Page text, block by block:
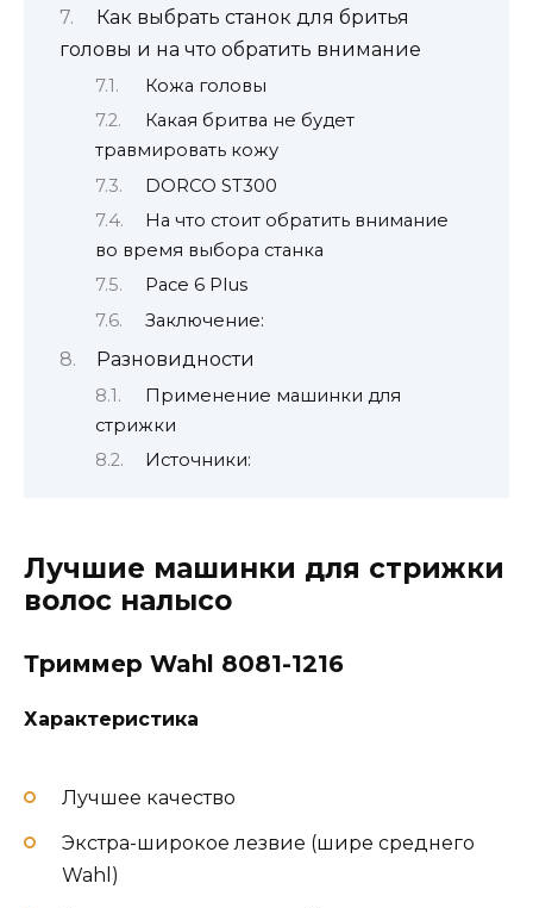
Как выбрать станок для бритья
головы и на что обратить внимание
Кожа головы
Какая бритва не будет
травмировать кожу
DORCO ST300
На что стоит обратить внимание
во время выбора станка
Pace 6 Plus
Заключение:
Разновидности
Применение машинки для
стрижки
Источники:
Лучшие машинки для стрижки
волос налысо
Триммер Wahl 8081-1216
Характеристика
Лучшее качество
Экстра-широкое лезвие (шире среднего
Wahl)